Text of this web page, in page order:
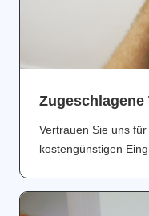
Vertrauen Sie uns
kostengünstigen